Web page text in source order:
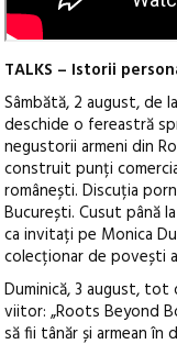
TALKS – Istorii
Sâmbătă, 2 august, de
deschide o fereastră
negustorii armeni din
construit punți
românești. Discuția
București. Cusut până
ca invitați pe Monica
colecționar de povești
Duminică, 3 august, tot
viitor: „Roots Beyond
să fii tânăr și armean în